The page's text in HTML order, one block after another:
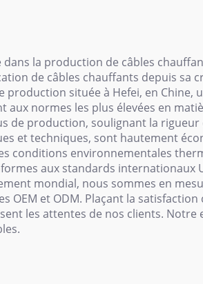
la production de câbles
de câbles chauffants depuis sa
située à Hefei, en Chine,
normes les plus élevées en
production, soulignant la
et techniques, sont hautement
conditions environnementales
aux standards internationaux
mondial, nous sommes en
OEM et ODM. Plaçant la
les attentes de nos clients.